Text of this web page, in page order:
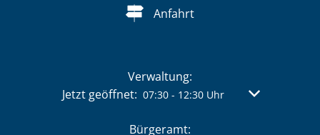
Anfahrt
Verwaltung:
Klicken, um weitere Öffnungs- oder
Jetzt geöffnet: 07:30- 12:30Uhr Von 07:30
Bürgeramt: